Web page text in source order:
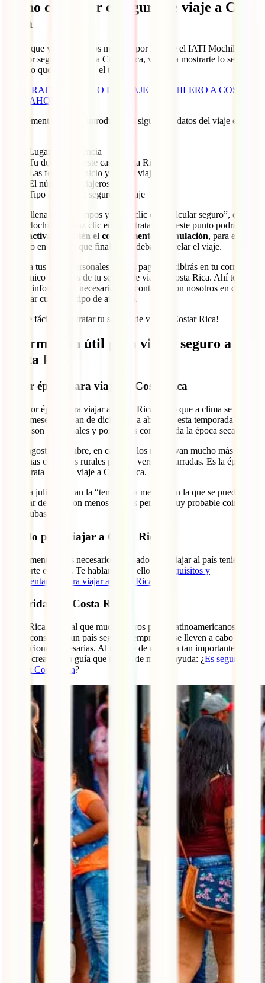
Cómo contratar el seguro de viaje a Costa
Rica
Ahora que ya conoces los motivos por los que el IATI Mochilero es
el mejor seguro de viaje a Costa Rica, vamos a mostrarte lo sencillo
y rápido que es contratar el tuyo:
CONTRATAR SEGURO DE VIAJE MOCHILERO A COSTA
RICA AHORA
Simplemente deberás introducir los siguientes datos del viaje en el
Lugar de residencia
Tu destino: en este caso Costa Rica
Las fechas de inicio y fin del viaje
El número de viajeros
Tipo de seguro: seguro de viaje
Tras rellenar estos campos y hacer clic en “Calcular seguro”, elije tu
IATI Mochilero y haz clic en “Contratar”. En este punto podrás
activar también el complemento de anulación, para estar
cubierto en caso de que finalmente debas cancelar el viaje.
Rellena tus datos personales, haz el pago y recibirás en tu correo
electrónico los datos de tu seguro de viaje a Costa Rica. Ahí tendrás
toda la información necesaria para contactar con nosotros en caso de
necesitar cualquier tipo de atención.
¡Así de fácil es contratar tu seguro de viaje a Costar Rica!
Información útil para viajar seguro a
Costa Rica
Mejor época para viajar a Costa Rica
La mejor época para viajar a Costa Rica, en lo que a clima se refiere,
son lo meses que van de diciembre a abril. En esta temporada las
lluvias son ocasionales y por ello es considerada la época seca.
Entre agosto y octubre, en cambio, los ríos llevan mucho más caudal
y algunas carreteras rurales pueden verse embarradas. Es la época
más barata para un viaje a Costa Rica.
Mayo a julio abarcan la “temporada media”, en la que se puede
disfrutar del país con menos turistas pero es muy probable coincidir
con chubascos.
Visado para viajar a Costa Rica
Actualmente no es necesario un visado para viajar al país teniendo
pasaporte español. Te hablamos de ello en
Requisitos y
documentación para viajar a Costa Rica
Seguridad en Costa Rica
Costa Rica, al igual que muchos otros países latinoamericanos, se
puede considerar un país seguro siempre que se lleven a cabo las
precauciones necesarias. Al tratarse de un tema tan importante,
hemos creado una guía que te será de mucha ayuda: ¿Es seguro
viajar a Costa Rica?